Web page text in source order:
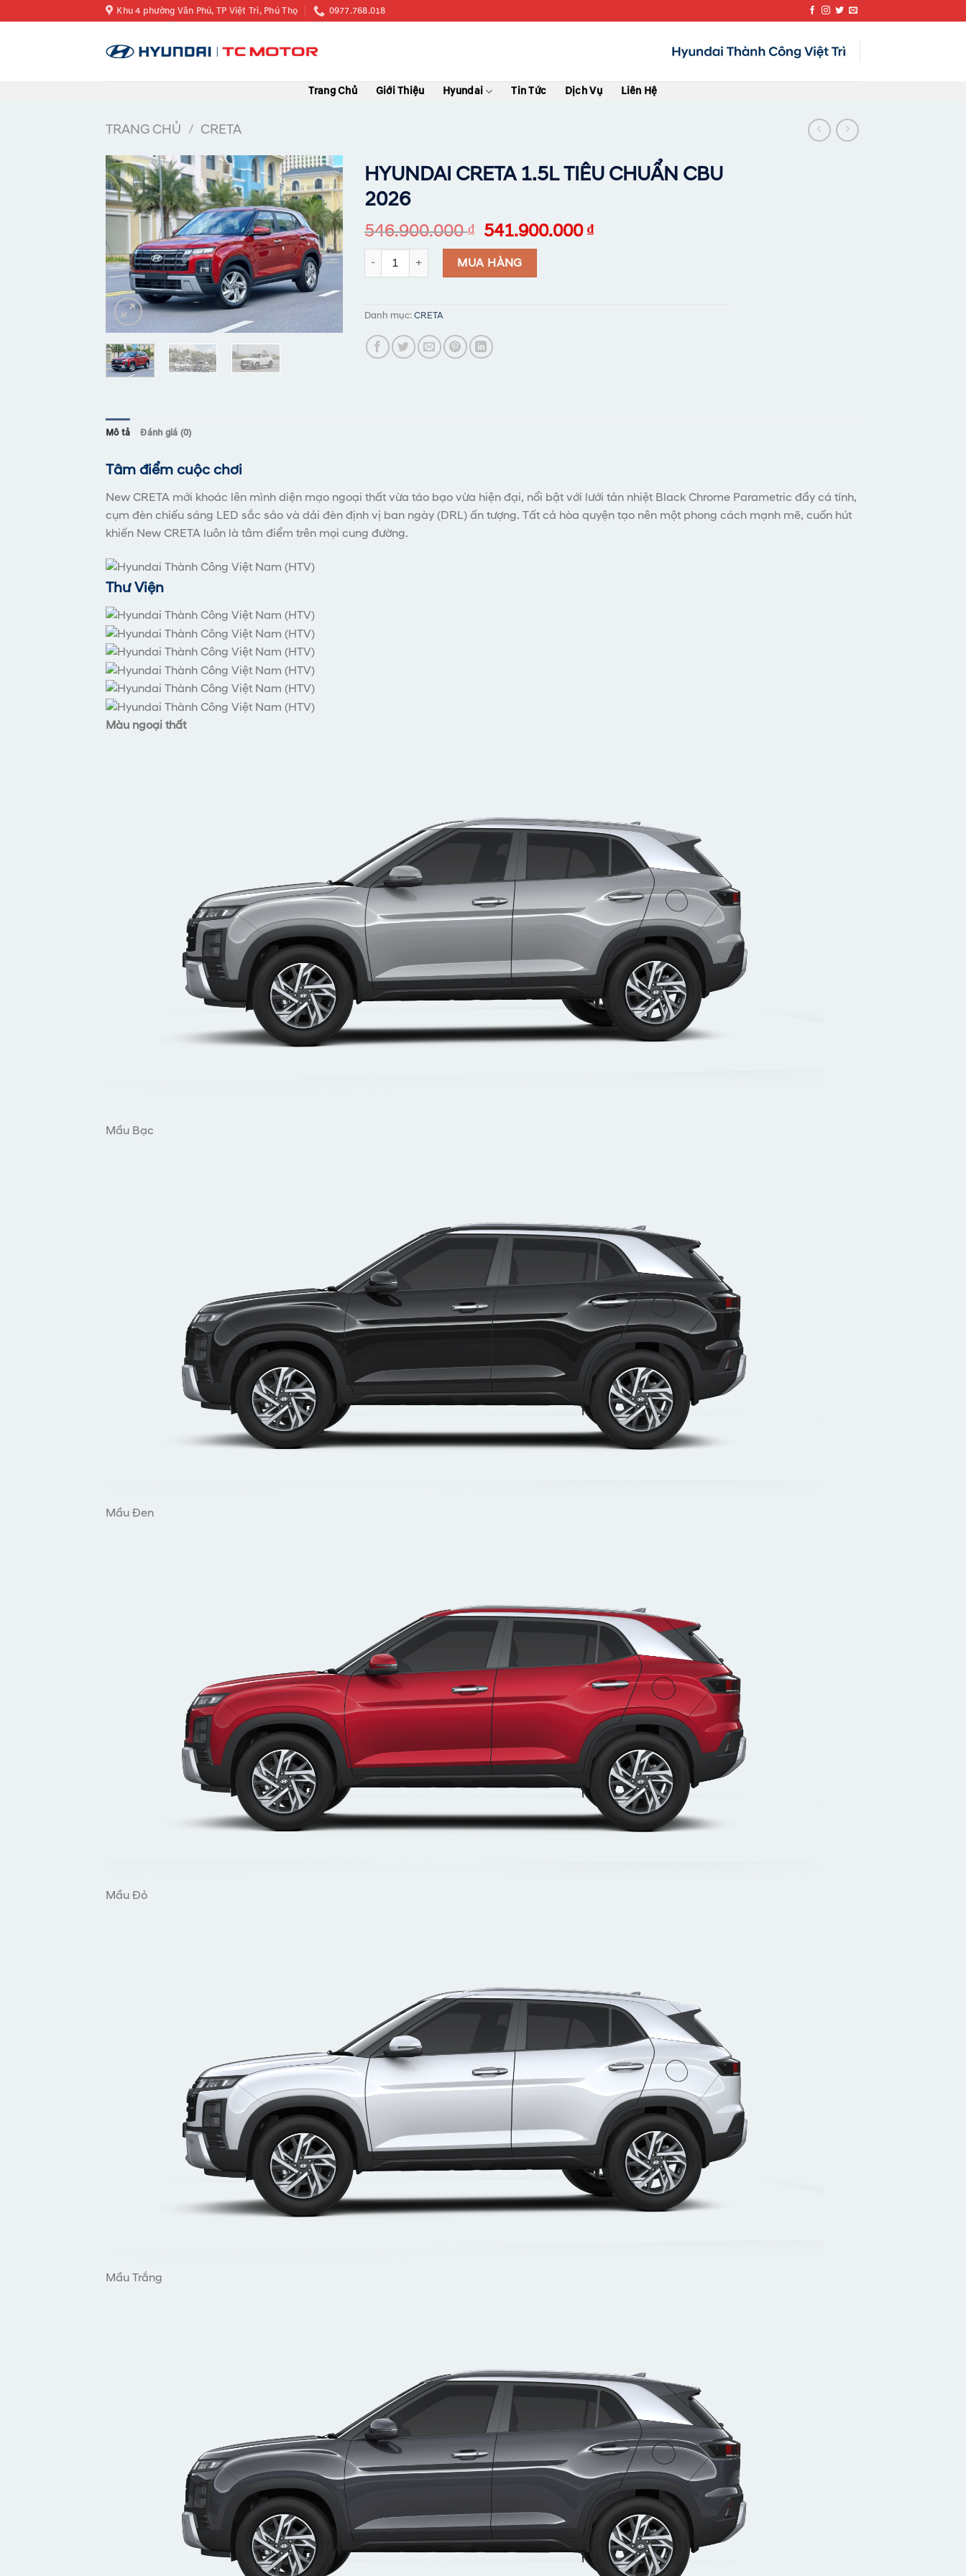
Khu 4 phường Vân Phú, TP Việt Trì, Phú Thọ 0977.768.018
Trang Chủ Giới Thiệu Hyundai Tin Tức Dịch Vụ Liên Hệ
TRANG CHỦ / CRETA
HYUNDAI CRETA 1.5L TIÊU CHUẨN CBU
2026
546.900.000₫ 541.900.000₫
HYUNDAI CRETA 1.5L TIÊU CHUẨN CBU 2026 số lượng
MUA HÀNG
Danh mục:CRETA
Mô tả Đánh giá (0)
Tâm điểm cuộc chơi
New CRETA mới khoác lên mình diện mạo ngoại thất vừa táo bạo vừa hiện đại, nổi bật với lưới tản nhiệt Black Chrome Parametric đầy cá tính,
cụm đèn chiếu sáng LED sắc sảo và dải đèn định vị ban ngày (DRL) ấn tượng. Tất cả hòa quyện tạo nên một phong cách mạnh mẽ, cuốn hút
khiến New CRETA luôn là tâm điểm trên mọi cung đường.
Thư Viện
Màu ngoại thất
Mầu Bạc
Mầu Đen
Mầu Đỏ
Mầu Trắng